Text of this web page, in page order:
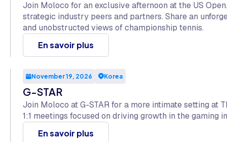
Join Moloco for an exclusive afternoon at the US
strategic industry peers and partners. Share an
and unobstructed views of championship tennis.
En savoir plus
November 19, 2026 Korea
G-STAR
Join Moloco at G-STAR for a more intimate setting at
1:1 meetings focused on driving growth in the gaming
En savoir plus